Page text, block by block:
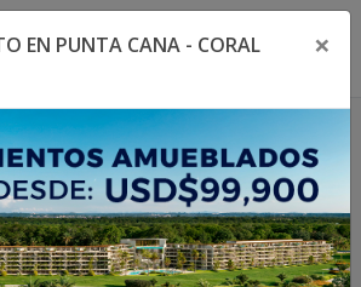
menu
EN PUNTA CANA - CORAL
×